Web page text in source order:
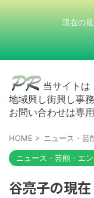
現在の
当サイト
地域興し街興し事
お問い合わせは専
HOME > ニュース・芸
ニュース・芸能・エ
谷亮子の現在